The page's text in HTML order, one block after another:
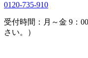
0120-735-910
受付時間：月～金 9：
さい。）